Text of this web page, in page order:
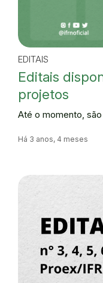
EDITAIS
Editais
projetos
Até o momento,
Há 3 anos, 4 meses